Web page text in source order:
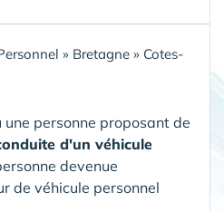
» Bretagne » Cotes-
une personne proposant de
d'un véhicule
devenue
de véhicule personnel